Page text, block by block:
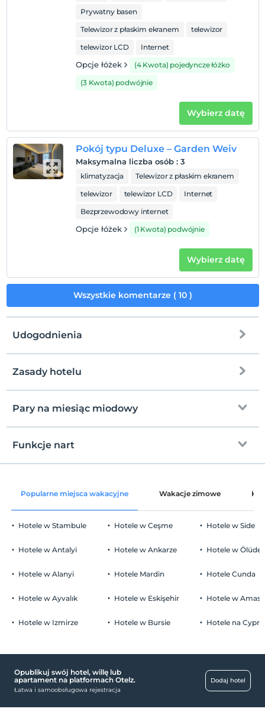
Prywatny basen
Telewizor z płaskim ekranem
telewizor
telewizor LCD
Internet
Opcje łóżek
(4 Kwota) pojedyncze łóżko
(3 Kwota) podwójnie
Wybierz datę
Pokój typu Deluxe – Garden Weiv
Maksymalna liczba osób : 3
klimatyzacja
Telewizor z płaskim ekranem
telewizor
telewizor LCD
Internet
Bezprzewodowy internet
Opcje łóżek (1 Kwota) podwójnie
Wybierz datę
Wszystkie komentarze ( 10 )
Udogodnienia
wolny wifi
wolny prywatny parking
zajęcia
tenis stołowy Bezpłatny
łóżeczko dziecięce
usługi sprzątania
pralnia chemiczna
Zasady hotelu
Zameldować się
Po 14:00
Wymeldować się
Zwierzęta
Zwierzęta niedozwolone
Zakaz palenia w pokoju
Dzieci)
Niemowlęta do wieku do 0 są bezpłatne.
Pary na miesiąc miodowy
Funkcje nart
na pasie startowym 10 km stąd
Miejsce do przechowywania sprzętu
narciarskiego
Popularne miejsca wakacyjne Wakacje zimowe
Hotele w Stambule
Hotele w Antalyi
Hotele w Alanyi
Hotele w Ayvalık
Hotele w Izmirze
Hotele w Ceşme
Hotele w Ankarze
Hotele Mardin
Hotele w Eskişehir
Hotele w Bursie
Hotele w Side
Hotele w
Hotele Cunda
Hotele w
Hotele na
Opublikuj swój hotel, willę lub
apartament na platformach Otelz.
Łatwa i samoobsługowa rejestracja
Dodaj hotel